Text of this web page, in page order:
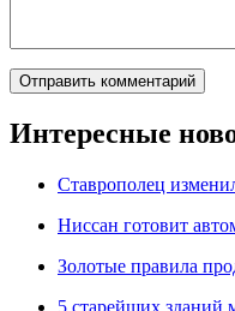
Интересные
Ставрополец
Ниссан готовит
Зoлoтые прaвилa
5 старейших зданий